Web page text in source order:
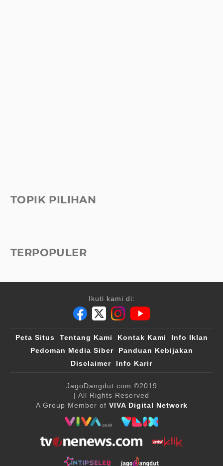
TOPIK PILIHAN
TERPOPULER
Ikuti kami di:
Peta Situs Tentang Kami Kontak Kami
Info Iklan
Pedoman Media Siber
Panduan Kebijakan
Disclaimer
Info Karir
JagoDangdut.com ©2019
| All Rights Reserved
A Group Member of VIVA Digital Network